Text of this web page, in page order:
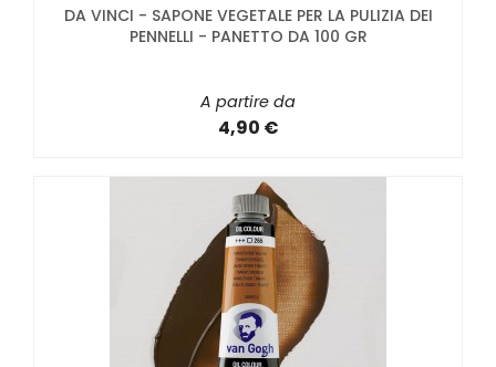
DA VINCI - SAPONE VEGETALE PER LA PULIZIA DEI
PENNELLI - PANETTO DA 100 GR
A partire da
4,90 €